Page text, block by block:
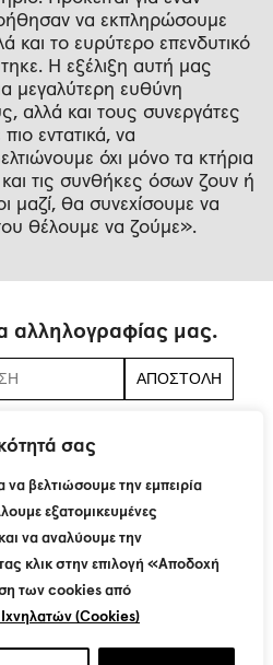
σας
βελτιώσουμε την εμπειρία
εξατομικευμένες
να αναλύουμε την
κλικ στην επιλογή «Αποδοχή
των cookies από
Ιχνηλατών (Cookies)
να εκπληρώσουμε
και το ευρύτερο επενδυτικό
Η εξέλιξη αυτή μας
μεγαλύτερη ευθύνη
αλλά και τους συνεργάτες
εντατικά, να
όχι μόνο τα κτήρια
και τις συνθήκες όσων ζουν ή
μαζί, θα συνεχίσουμε να
θέλουμε να ζούμε».
αλληλογραφίας μας.